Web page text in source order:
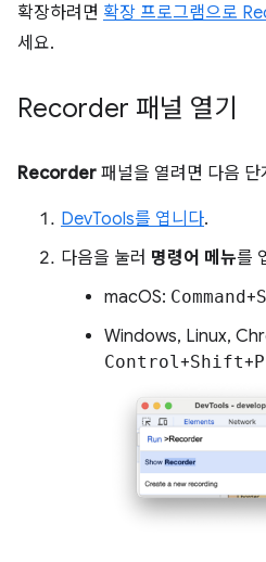
확장하려면 확장 프로그램으로
세요.
Recorder 패널 열기
Recorder 패널을 열려면 다음 단
DevTools를 엽니다.
다음을 눌러 명령어 메뉴를
macOS: Command+
Windows, Linux,
Control+Shift+P